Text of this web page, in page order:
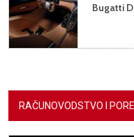
Bugatti
RAČUNOVODSTVO I